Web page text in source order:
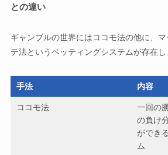
との違い
ギャンブルの世界にはココモ法の他に、
テ法というベッティングシステムが存在し
手法 内容
ココモ法
一回の
の負け
ができ
ム